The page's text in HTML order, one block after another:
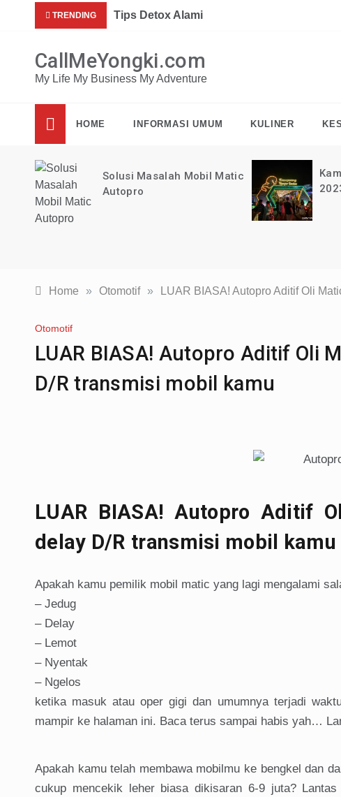
Mau dapat
TRENDING Tips Detox Alami
CallMeYongki.com
My Life My Business My Adventure
HOME INFORMASI UMUM KULINER
Solusi Masalah Mobil Matic
Autopro
Home » Otomotif » LUAR BIASA! Autopro Aditif Oli
Otomotif
LUAR BIASA! Autopro Aditif Oli
D/R transmisi mobil kamu
LUAR BIASA! Autopro Aditif
delay D/R transmisi mobil kamu
Apakah kamu pemilik mobil matic yang lagi mengalami
– Jedug
– Delay
– Lemot
– Nyentak
– Ngelos
ketika masuk atau oper gigi dan umumnya terjadi
mampir ke halaman ini. Baca terus sampai habis yah…
Apakah kamu telah membawa mobilmu ke bengkel dan
cukup mencekik leher biasa dikisaran 6-9 juta?